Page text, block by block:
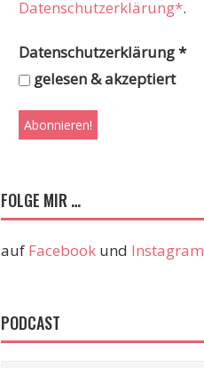
Datenschutzerklärung*.
Datenschutzerklärung*
gelesen & akzeptiert
FOLGE MIR …
auf Facebook und Instagram
PODCAST